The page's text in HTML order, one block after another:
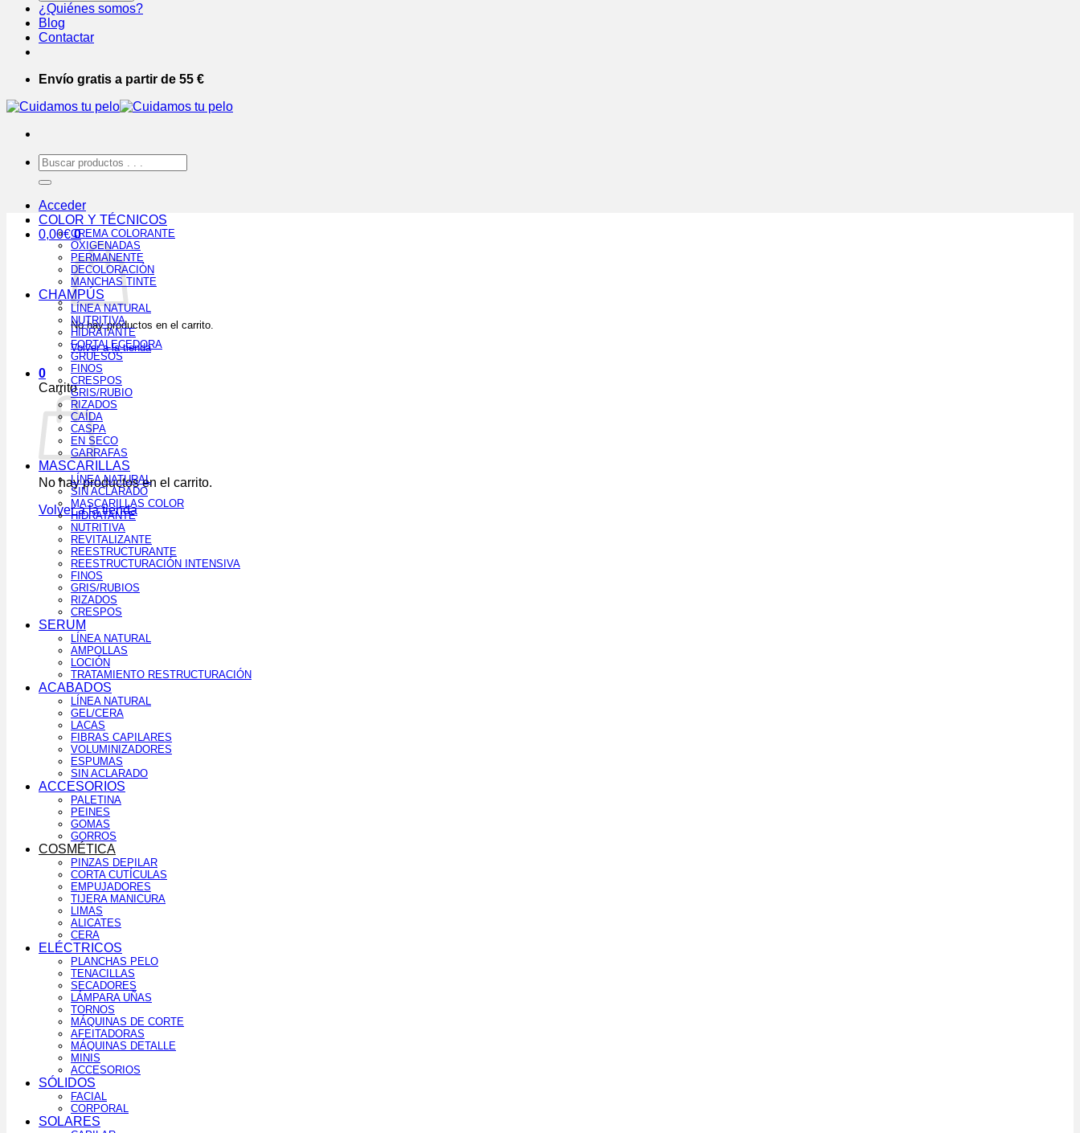
¿Quiénes somos?
Blog
Contactar
Envío gratis a partir de 55 €
Buscar
por:
Acceder
0,00€ 0
No hay productos en el carrito.
Volver a la tienda
0
Carrito
No hay productos en el carrito.
Volver a la tienda
COLOR Y TÉCNICOS
CREMA COLORANTE
OXIGENADAS
PERMANENTE
DECOLORACIÓN
MANCHAS TINTE
CHAMPÚS
LÍNEA NATURAL
NUTRITIVA
HIDRATANTE
FORTALECEDORA
GRUESOS
FINOS
CRESPOS
GRIS/RUBIO
RIZADOS
CAÍDA
CASPA
EN SECO
GARRAFAS
MASCARILLAS
LÍNEA NATURAL
SIN ACLARADO
MASCARILLAS COLOR
HIDRATANTE
NUTRITIVA
REVITALIZANTE
REESTRUCTURANTE
REESTRUCTURACIÓN INTENSIVA
FINOS
GRIS/RUBIOS
RIZADOS
CRESPOS
SERUM
LÍNEA NATURAL
AMPOLLAS
LOCIÓN
TRATAMIENTO RESTRUCTURACIÓN
ACABADOS
LÍNEA NATURAL
GEL/CERA
LACAS
FIBRAS CAPILARES
VOLUMINIZADORES
ESPUMAS
SIN ACLARADO
ACCESORIOS
PALETINA
PEINES
GOMAS
GORROS
COSMÉTICA
PINZAS DEPILAR
CORTA CUTÍCULAS
EMPUJADORES
TIJERA MANICURA
LIMAS
ALICATES
CERA
ELÉCTRICOS
PLANCHAS PELO
TENACILLAS
SECADORES
LÁMPARA UÑAS
TORNOS
MÁQUINAS DE CORTE
AFEITADORAS
MÁQUINAS DETALLE
MINIS
ACCESORIOS
SÓLIDOS
FACIAL
CORPORAL
SOLARES